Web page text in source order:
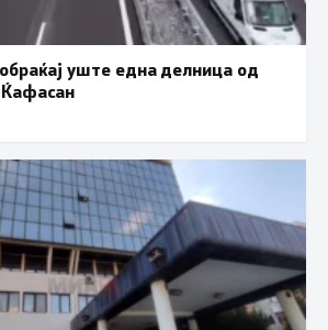
уште една делница од